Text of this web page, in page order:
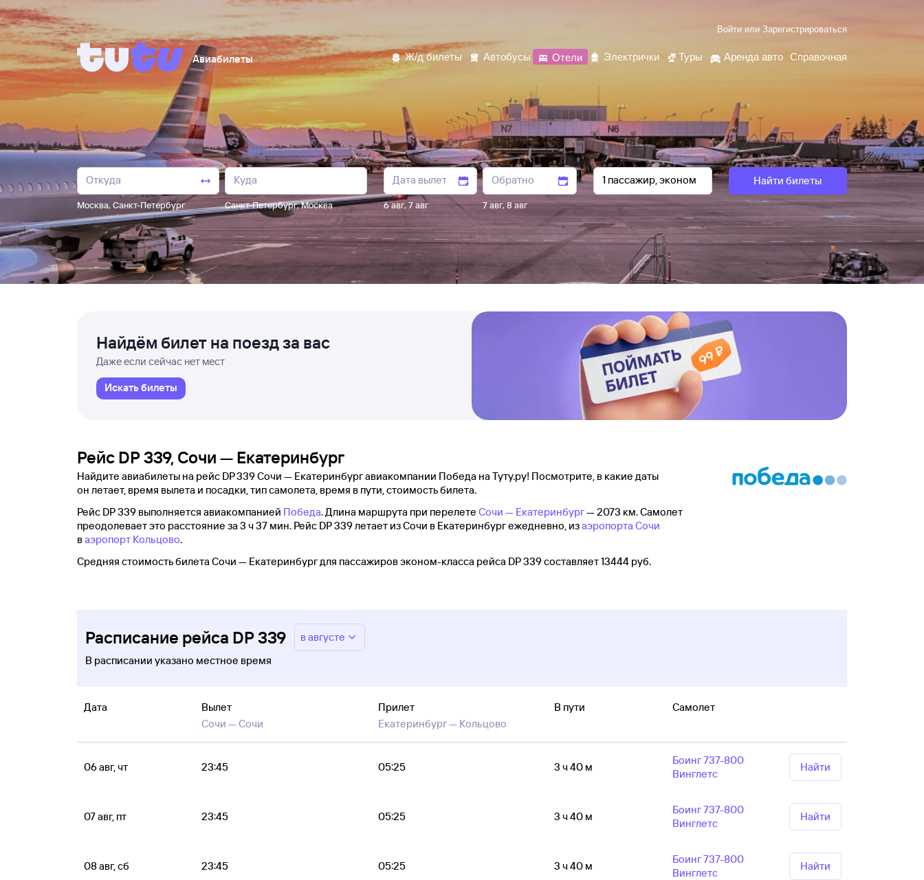
Войти или Зарегистрироваться
Авиабилеты Ж/д билеты Автобусы Отели Электрички Туры Аренда авто Справочная
Москва, Санкт-Петербург Санкт-Петербург,Москва 6 авг, 7 авг 7 авг,8 авг
Найти билеты
Найдём билет на поезд за вас
Даже если сейчас нет мест
Искать билеты
Рейс DP 339, Сочи — Екатеринбург
Найдите авиабилеты на рейс DP 339 Сочи — Екатеринбург авиакомпании Победа на Туту.ру! Посмотрите, в какие даты
он летает, время вылета и посадки, тип самолета, время в пути, стоимость билета.
Рейс DP 339 выполняется авиакомпанией Победа. Длина маршрута при перелете Сочи — Екатеринбург— 2073 км. Самолет
преодолевает это расстояние за 3 ч 37 мин. Рейс DP 339 летает из Сочи в Екатеринбург ежедневно, изаэропорта Сочи
ваэропорт Кольцово.
Средняя стоимость билета Сочи — Екатеринбург для пассажиров эконом-класса рейса DP 339 составляет 13444 руб.
Расписание рейса DP 339
в августе
В расписании указано местное время
Дата
Вылет
Сочи —Сочи
Прилет
Екатеринбург — Кольцово
В пути Самолет
06 авг, чт 23:45 05:25 3 ч 40 м
Боинг 737-800
Винглетс
Найти
07 авг, пт 23:45 05:25 3 ч 40 м
Боинг 737-800
Винглетс
Найти
08 авг, сб 23:45 05:25 3 ч 40 м
Боинг 737-800
Винглетс
Найти